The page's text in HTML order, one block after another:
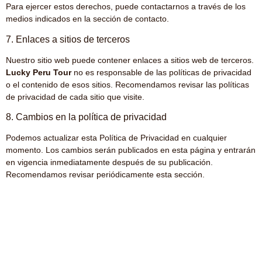
Para ejercer estos derechos, puede contactarnos a través de los
medios indicados en la sección de contacto.
7. Enlaces a sitios de terceros
Nuestro sitio web puede contener enlaces a sitios web de terceros.
Lucky Peru Tourno es responsable de las políticas de privacidad
o el contenido de esos sitios. Recomendamos revisar las políticas
de privacidad de cada sitio que visite.
8. Cambios en la política de privacidad
Podemos actualizar esta Política de Privacidad en cualquier
momento. Los cambios serán publicados en esta página y entrarán
en vigencia inmediatamente después de su publicación.
Recomendamos revisar periódicamente esta sección.